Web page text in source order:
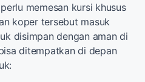
memesan kursi khusus
koper tersebut masuk
disimpan dengan aman di
ditempatkan di depan